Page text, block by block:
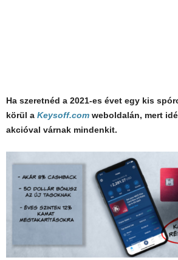
Ha szeretnéd a 2021-es évet egy kis
körül a Keysoff.com weboldalán, mert
akcióval várnak mindenkit.